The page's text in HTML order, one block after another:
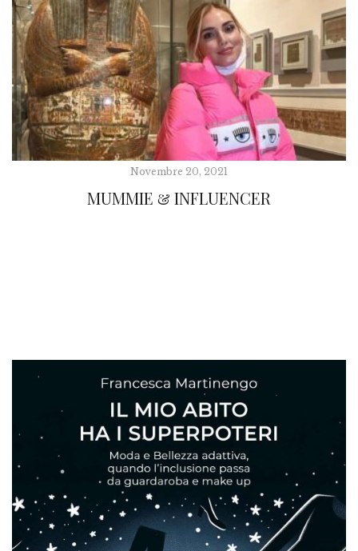
Novembre 20, 2021
MUMMIE & INFLUENCER